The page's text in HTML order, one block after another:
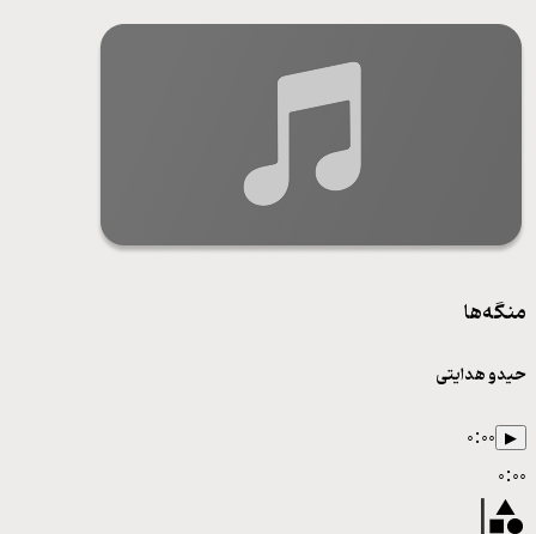
منگه‌ها
حیدو هدایتی
▶ ۰:۰۰
۰:۰۰